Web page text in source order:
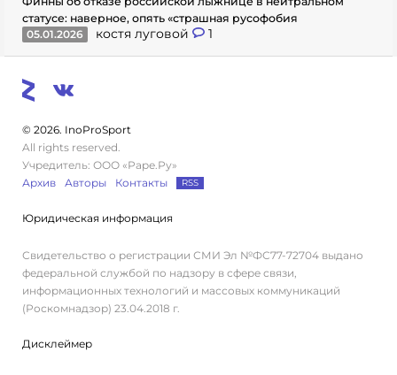
статусе: наверное, опять «страшная русофобия
05.01.2026
костя луговой 1
© 2026. InoProSport
All rights reserved.
Учредитель: ООО «Раре.Ру»
Архив
Авторы Контакты RSS
Юридическая информация
Свидетельство о регистрации СМИ Эл №ФС77-72704 выдано
федеральной службой по надзору в сфере связи,
информационных технологий и массовых коммуникаций
(Роскомнадзор) 23.04.2018 г.
Дисклеймер